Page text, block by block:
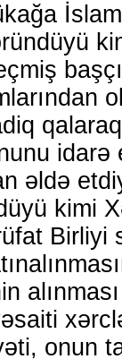
idarə
əldə
kimi
Birliyi
onun